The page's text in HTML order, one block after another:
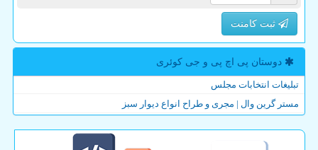
ثبت کامنت
دوستان پی اچ پی و جی كوئری
تبلیغات انتخابات مجلس
مستر گرین وال | مجری و طراح انواع دیوار سبز